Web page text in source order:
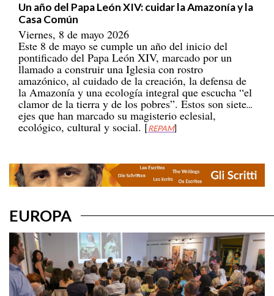
Un año del Papa León XIV: cuidar la Amazonía y la
Casa Común
Viernes, 8 de mayo 2026
Este 8 de mayo se cumple un año del inicio del
pontificado del Papa León XIV, marcado por un
llamado a construir una Iglesia con rostro
amazónico, al cuidado de la creación, la defensa de
la Amazonía y una ecología integral que escucha “el
clamor de la tierra y de los pobres”. Estos son siete
ejes que han marcado su magisterio eclesial,
ecológico, cultural y social. [REPAM]
EUROPA